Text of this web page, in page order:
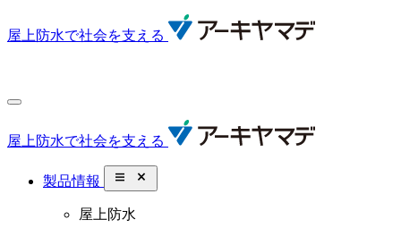
屋上防水で社会を支える
屋上防水で社会を支える
製品情報 close_small
屋上防水